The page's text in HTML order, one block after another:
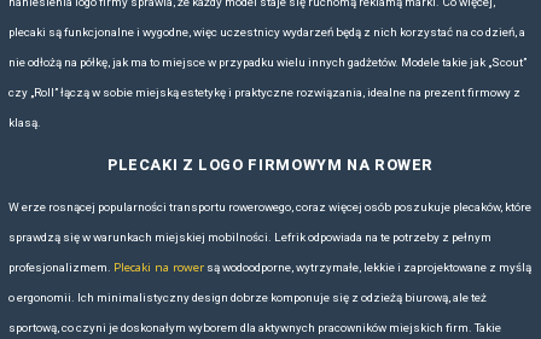
Marka Lefrik powstała w 2012 roku w Hiszpanii z jasno określoną
ale także wpisuje się w coraz popularniejsze strategie ESG
przedsiębiorstwa.